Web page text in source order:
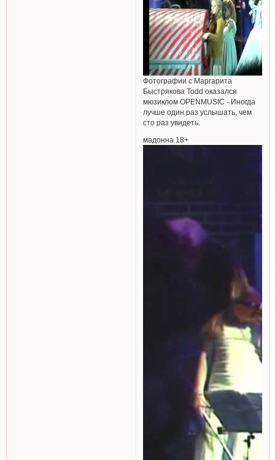
Фотографии с Маргарита
Быстрякова Todd оказался
мюзиклом OPENMUSIC - Иногда
лучше один раз услышать, чем
сто раз увидеть.
мадонна 18+